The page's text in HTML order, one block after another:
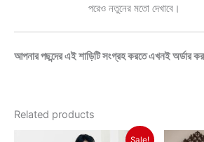
পরেও নতুনের মতো দেখাবে।
আপনার পছন্দের এই শাড়িটি সংগ্রহ করতে এখনই অর্ডার
Related products
Sale!
OriginalCurrent